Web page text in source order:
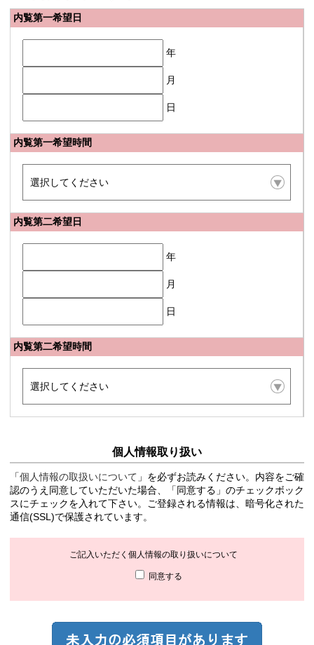
内覧第一希望日
年
月
日
内覧第一希望時間
内覧第二希望日
年
月
日
内覧第二希望時間
個人情報取り扱い
「個人情報の取扱いについて 」を必ずお読みください。内容をご確
認のうえ同意していただいた場合、「同意する」のチェックボック
スにチェックを入れて下さい。ご登録される情報は、暗号化された
通信(SSL)で保護されています。
ご記入いただく個人情報の取り扱いについて
同意する